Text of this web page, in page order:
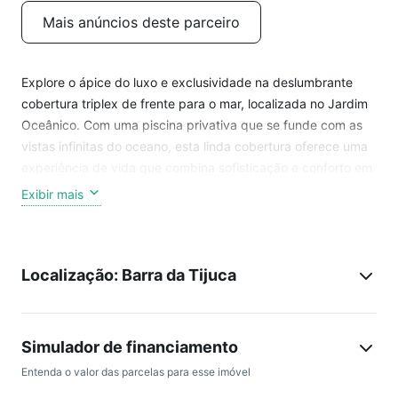
Mais anúncios deste parceiro
Explore o ápice do luxo e exclusividade na deslumbrante
cobertura triplex de frente para o mar, localizada no Jardim
Oceânico. Com uma piscina privativa que se funde com as
vistas infinitas do oceano, esta linda cobertura oferece uma
todos os detalhes.
conforto ideais para famílias que valorizam o espaço e a
equipados, garantindo conveniência e estilo para cada
membro da família e seus convidados.
Localizada em um dos pontos mais desejados do Jardim
Exibir mais
Localização: Barra da Tijuca
Simulador de financiamento
Entenda o valor das parcelas para esse imóvel